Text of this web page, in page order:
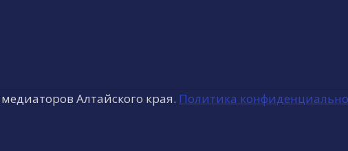
Алтайского края. Политика